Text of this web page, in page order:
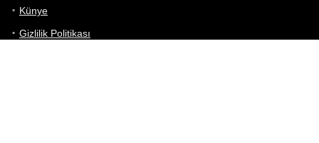
Künye
Gizlilik Politikası